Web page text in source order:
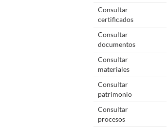
Consultar
certificados
Consultar
documentos
Consultar
materiales
Consultar
patrimonio
Consultar
procesos